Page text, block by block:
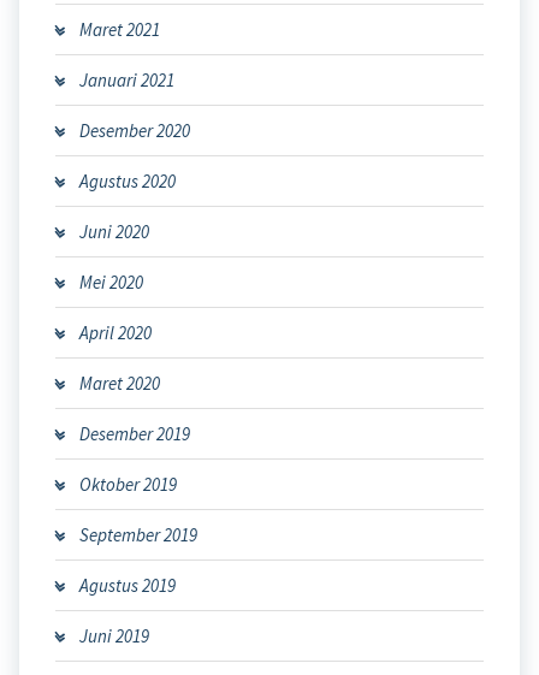
Maret 2021
Januari 2021
Desember 2020
Agustus 2020
Juni 2020
Mei 2020
April 2020
Maret 2020
Desember 2019
Oktober 2019
September 2019
Agustus 2019
Juni 2019